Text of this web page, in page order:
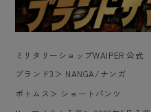
ミリタリーショップWAIPER 公式
ブランド3 ＞ NANGA/ナンガ
ボトムス ＞ ショートパンツ